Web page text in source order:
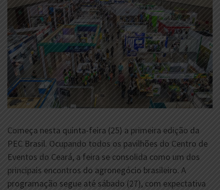
Começa nesta quinta-feira (25) a primeira edição da
PEC Brasil. Ocupando todos os pavilhões do Centro de
Eventos do Ceará, a feira se consolida como um dos
principais encontros do agronegócio brasileiro. A
programação segue até sábado (27), com expectativa